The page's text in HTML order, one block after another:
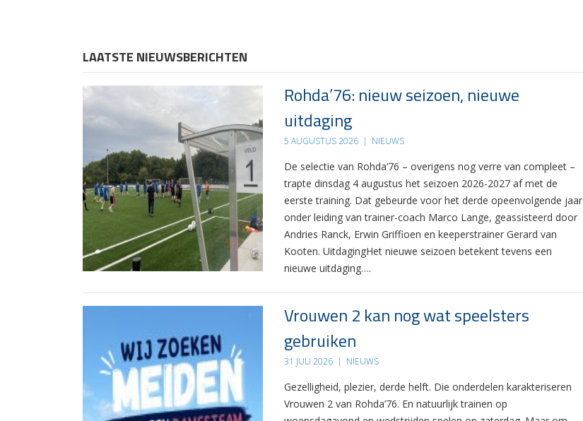
LAATSTE NIEUWSBERICHTEN
Rohda’76: nieuw seizoen, nieuwe
uitdaging
5 AUGUSTUS 2026 | NIEUWS
De selectie van Rohda’76 – overigens nog verre van compleet –
trapte dinsdag 4 augustus het seizoen 2026-2027 af met de
eerste training. Dat gebeurde voor het derde opeenvolgende jaar
onder leiding van trainer-coach Marco Lange, geassisteerd door
Andries Ranck, Erwin Griffioen en keeperstrainer Gerard van
Kooten. UitdagingHet nieuwe seizoen betekent tevens een
nieuwe uitdaging….
Vrouwen 2 kan nog wat speelsters
gebruiken
31 JULI 2026 | NIEUWS
Gezelligheid, plezier, derde helft. Die onderdelen karakteriseren
Vrouwen 2 van Rohda’76. En natuurlijk trainen op